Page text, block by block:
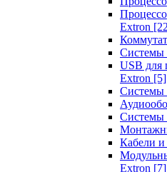
Extron
Системы
USB для
Extron [5]
Системы
Системы
Кабели и
Extron [7]